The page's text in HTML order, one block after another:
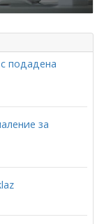
подадена
за